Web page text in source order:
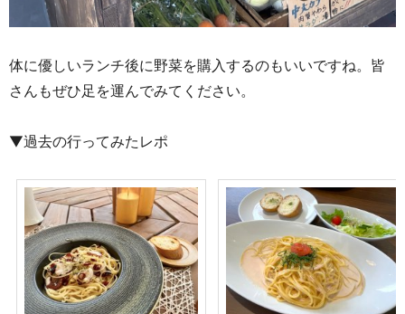
体に優しいランチ後に野菜を購入するのもいいですね。 皆
さんもぜひ足を運んでみてください。
▼過去の行ってみたレポ